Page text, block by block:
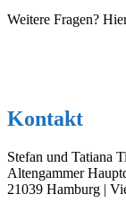
Weitere Fragen?
Kontakt
Stefan und Tatiana
Altengammer
21039 Hamburg |